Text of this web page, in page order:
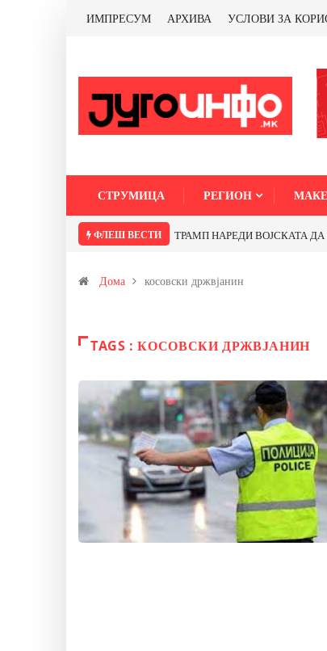
ИМПРЕСУМ АРХИВА УСЛОВИ ЗА
СТРУМИЦА РЕГИОН
ФЛЕШ ВЕСТИ ТРАМП НАРЕДИ ВОЈСКАТА ДА
Дома косовски држвјанин
TAGS : КОСОВСКИ ДРЖВЈАНИН